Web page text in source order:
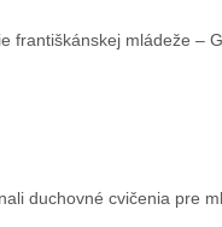
františkánskej mládeže –
duchovné cvičenia pre